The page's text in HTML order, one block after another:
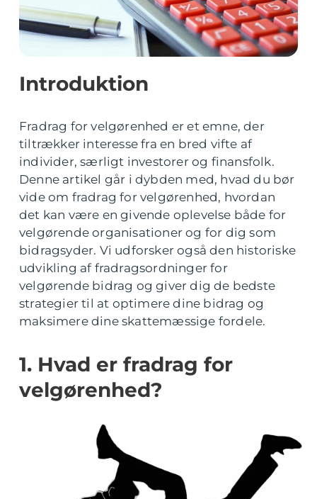
Introduktion
Fradrag for velgørenhed er et emne, der
tiltrækker interesse fra en bred vifte af
individer, særligt investorer og finansfolk.
Denne artikel går i dybden med, hvad du bør
vide om fradrag for velgørenhed, hvordan
det kan være en givende oplevelse både for
velgørende organisationer og for dig som
bidragsyder. Vi udforsker også den historiske
udvikling af fradragsordninger for
velgørende bidrag og giver dig de bedste
strategier til at optimere dine bidrag og
maksimere dine skattemæssige fordele.
1. Hvad er fradrag for
velgørenhed?